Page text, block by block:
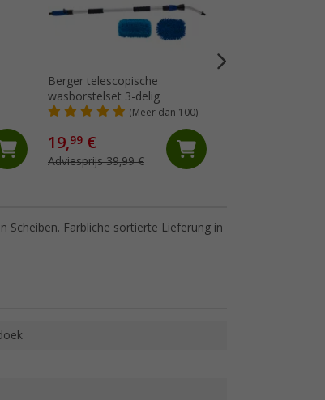
Berger telescopische
wasborstelset 3-delig
(Meer dan 100)
19,99 €
Adviesprijs 39,99 €
Scheiben. Farbliche sortierte Lieferung in